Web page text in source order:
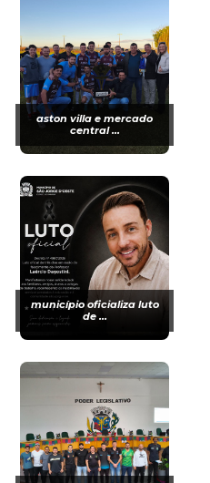
aston villa e mercado
central ...
município oficializa luto
de ...